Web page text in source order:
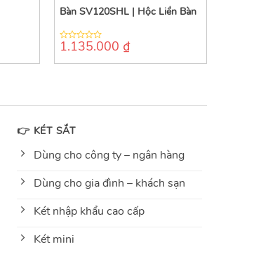
Bàn SV120SHL | Hộc Liền Bàn
0
of
1.135.000 ₫
👉 KÉT SẮT
Dùng cho công ty – ngân hàng
Dùng cho gia đình – khách sạn
Két nhập khẩu cao cấp
Két mini